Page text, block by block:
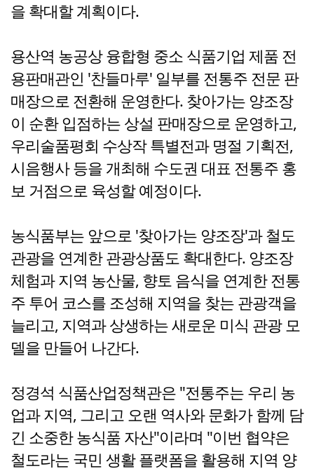
을 확대할 계획이다.
용산역 농공상 융합형 중소 식품기업 제품 전
용판매관인 '찬들마루' 일부를 전통주 전문 판
매장으로 전환해 운영한다. 찾아가는 양조장
이 순환 입점하는 상설 판매장으로 운영하고,
우리술품평회 수상작 특별전과 명절 기획전,
시음행사 등을 개최해 수도권 대표 전통주 홍
보 거점으로 육성할 예정이다.
농식품부는 앞으로 '찾아가는 양조장'과 철도
관광을 연계한 관광상품도 확대한다. 양조장
체험과 지역 농산물, 향토 음식을 연계한 전통
주 투어 코스를 조성해 지역을 찾는 관광객을
늘리고, 지역과 상생하는 새로운 미식 관광 모
델을 만들어 나간다.
정경석 식품산업정책관은 "전통주는 우리 농
업과 지역, 그리고 오랜 역사와 문화가 함께 담
긴 소중한 농식품 자산"이라며 "이번 협약은
철도라는 국민 생활 플랫폼을 활용해 지역 양